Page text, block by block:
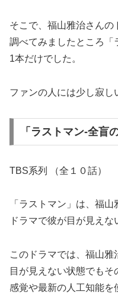
そこで、福山雅治さんの
調べてみましたところ「
1本だけでした。
ファンの人には少し寂し
「ラストマン-全盲
TBS系列 （全１０話）
「ラストマン」は、福
ドラマで彼が目が見えな
このドラマでは、福山雅
目が見えない状態でもそ
感覚や最新の人工知能を